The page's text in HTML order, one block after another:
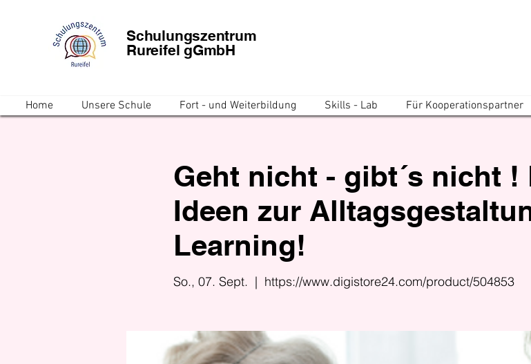
Schulungszentrum
Rureifel gGmbH
Home Unsere Schule Fort - und Weiterbildung Skills - Lab Für Kooperationspartner
Geht nicht - gibt´s nicht !
Ideen zur
Learning!
So., 07. Sept.
  |
https://www.digistore24.com/product/504853